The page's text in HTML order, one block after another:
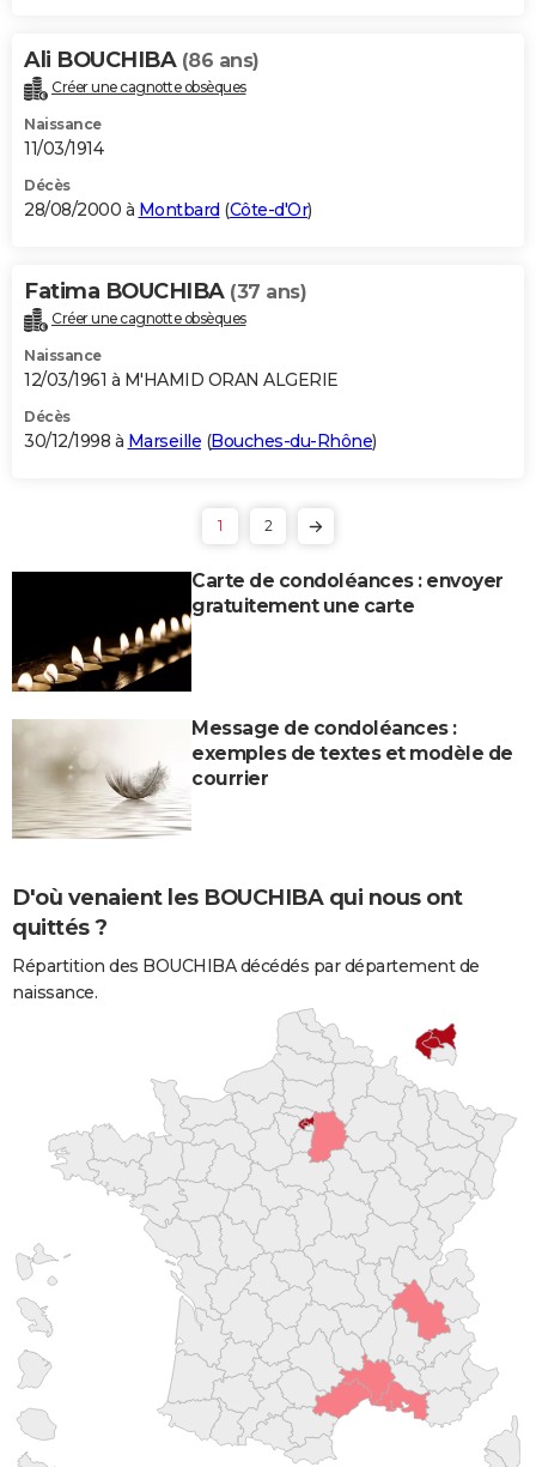
Ali BOUCHIBA (86 ans)
Créer une cagnotte obsèques
Naissance
11/03/1914
Décès
28/08/2000 à Montbard (Côte-d'Or)
Fatima BOUCHIBA (37 ans)
Créer une cagnotte obsèques
Naissance
12/03/1961 à M'HAMID ORAN ALGERIE
Décès
30/12/1998 à Marseille (Bouches-du-Rhône)
1 2
Carte de condoléances : envoyer
gratuitement une carte
Message de condoléances :
exemples de textes et modèle de
courrier
D'où venaient les BOUCHIBA qui nous ont
quittés ?
Répartition des BOUCHIBA décédés par département de
naissance.